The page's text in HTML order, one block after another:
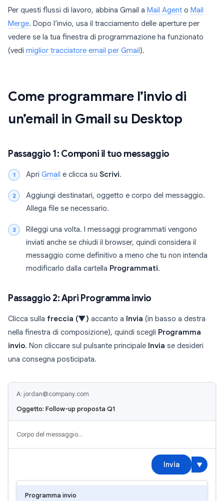
Per questi flussi di lavoro, abbina Gmail a Mail Agent o Mail
Merge. Dopo l’invio, usa il tracciamento delle aperture per
vedere se la tua finestra di programmazione ha funzionato
(vedi miglior tracciatore email per Gmail ).
Come programmare l’invio di
un’email in Gmail su Desktop
Passaggio 1: Componi il tuo messaggio
Apri Gmail e clicca su Scrivi.
Aggiungi destinatari, oggetto e corpo del messaggio.
Allega file se necessario.
Rileggi una volta. I messaggi programmati vengono
inviati anche se chiudi il browser, quindi considera il
messaggio come definitivo a meno che tu non intenda
modificarlo dalla cartella Programmati.
Passaggio 2: Apri Programma invio
Clicca sulla freccia (▼) accanto a Invia (in basso a destra
nella finestra di composizione), quindi scegli Programma
invio. Non cliccare sul pulsante principale Invia se desideri
una consegna posticipata.
A: jordan@company.com
Oggetto: Follow-up proposta Q1
Corpo del messaggio…
Invia ▼
Programma invio